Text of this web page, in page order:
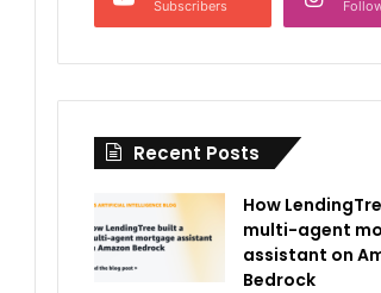
Subscribers
Recent Posts
How
multi-agent
assistant on
Bedrock